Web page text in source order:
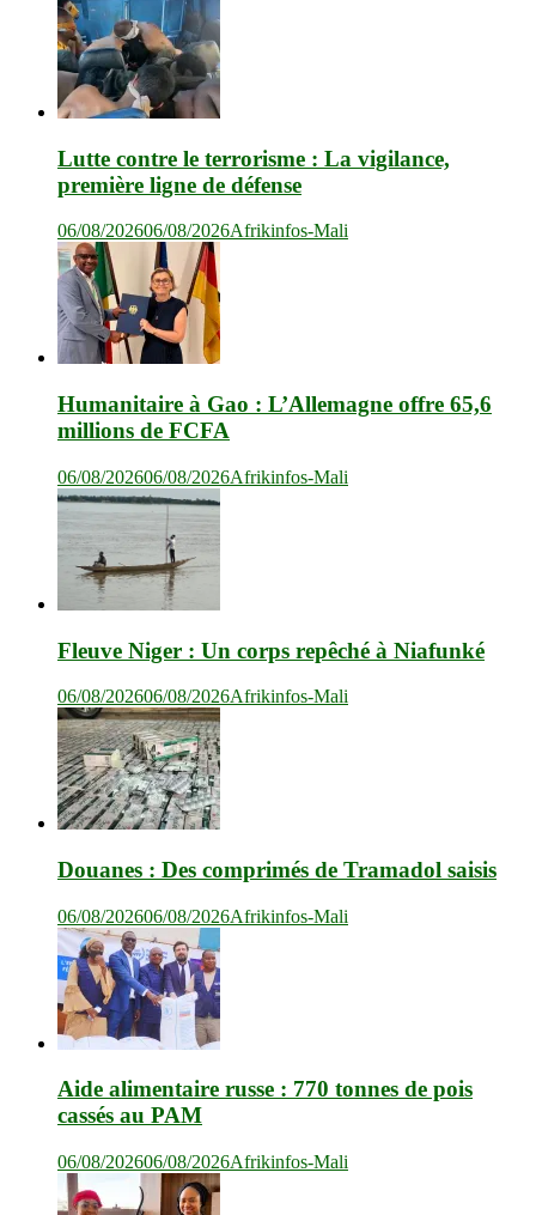
Lutte contre le terrorisme : La vigilance,
première ligne de défense
06/08/202606/08/2026Afrikinfos-Mali
Humanitaire à Gao : L’Allemagne offre 65,6
millions de FCFA
06/08/202606/08/2026Afrikinfos-Mali
Fleuve Niger : Un corps repêché à Niafunké
06/08/202606/08/2026Afrikinfos-Mali
Douanes : Des comprimés de Tramadol saisis
06/08/202606/08/2026Afrikinfos-Mali
Aide alimentaire russe : 770 tonnes de pois
cassés au PAM
06/08/202606/08/2026Afrikinfos-Mali